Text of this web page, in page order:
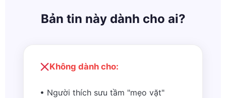
Bản tin này dành cho ai?
Không dành cho:
• Người thích sưu tầm "mẹo vặt"